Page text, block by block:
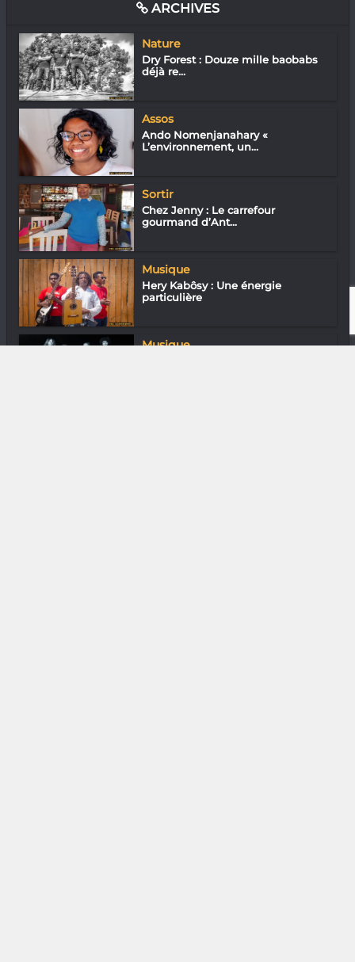
ARCHIVES
Nature
Dry Forest : Douze mille baobabs
déjà re...
Assos
Ando Nomenjanahary «
L’environnement, un...
Sortir
Chez Jenny : Le carrefour
gourmand d’Ant...
Musique
Hery Kabôsy : Une énergie
particulière
Musique